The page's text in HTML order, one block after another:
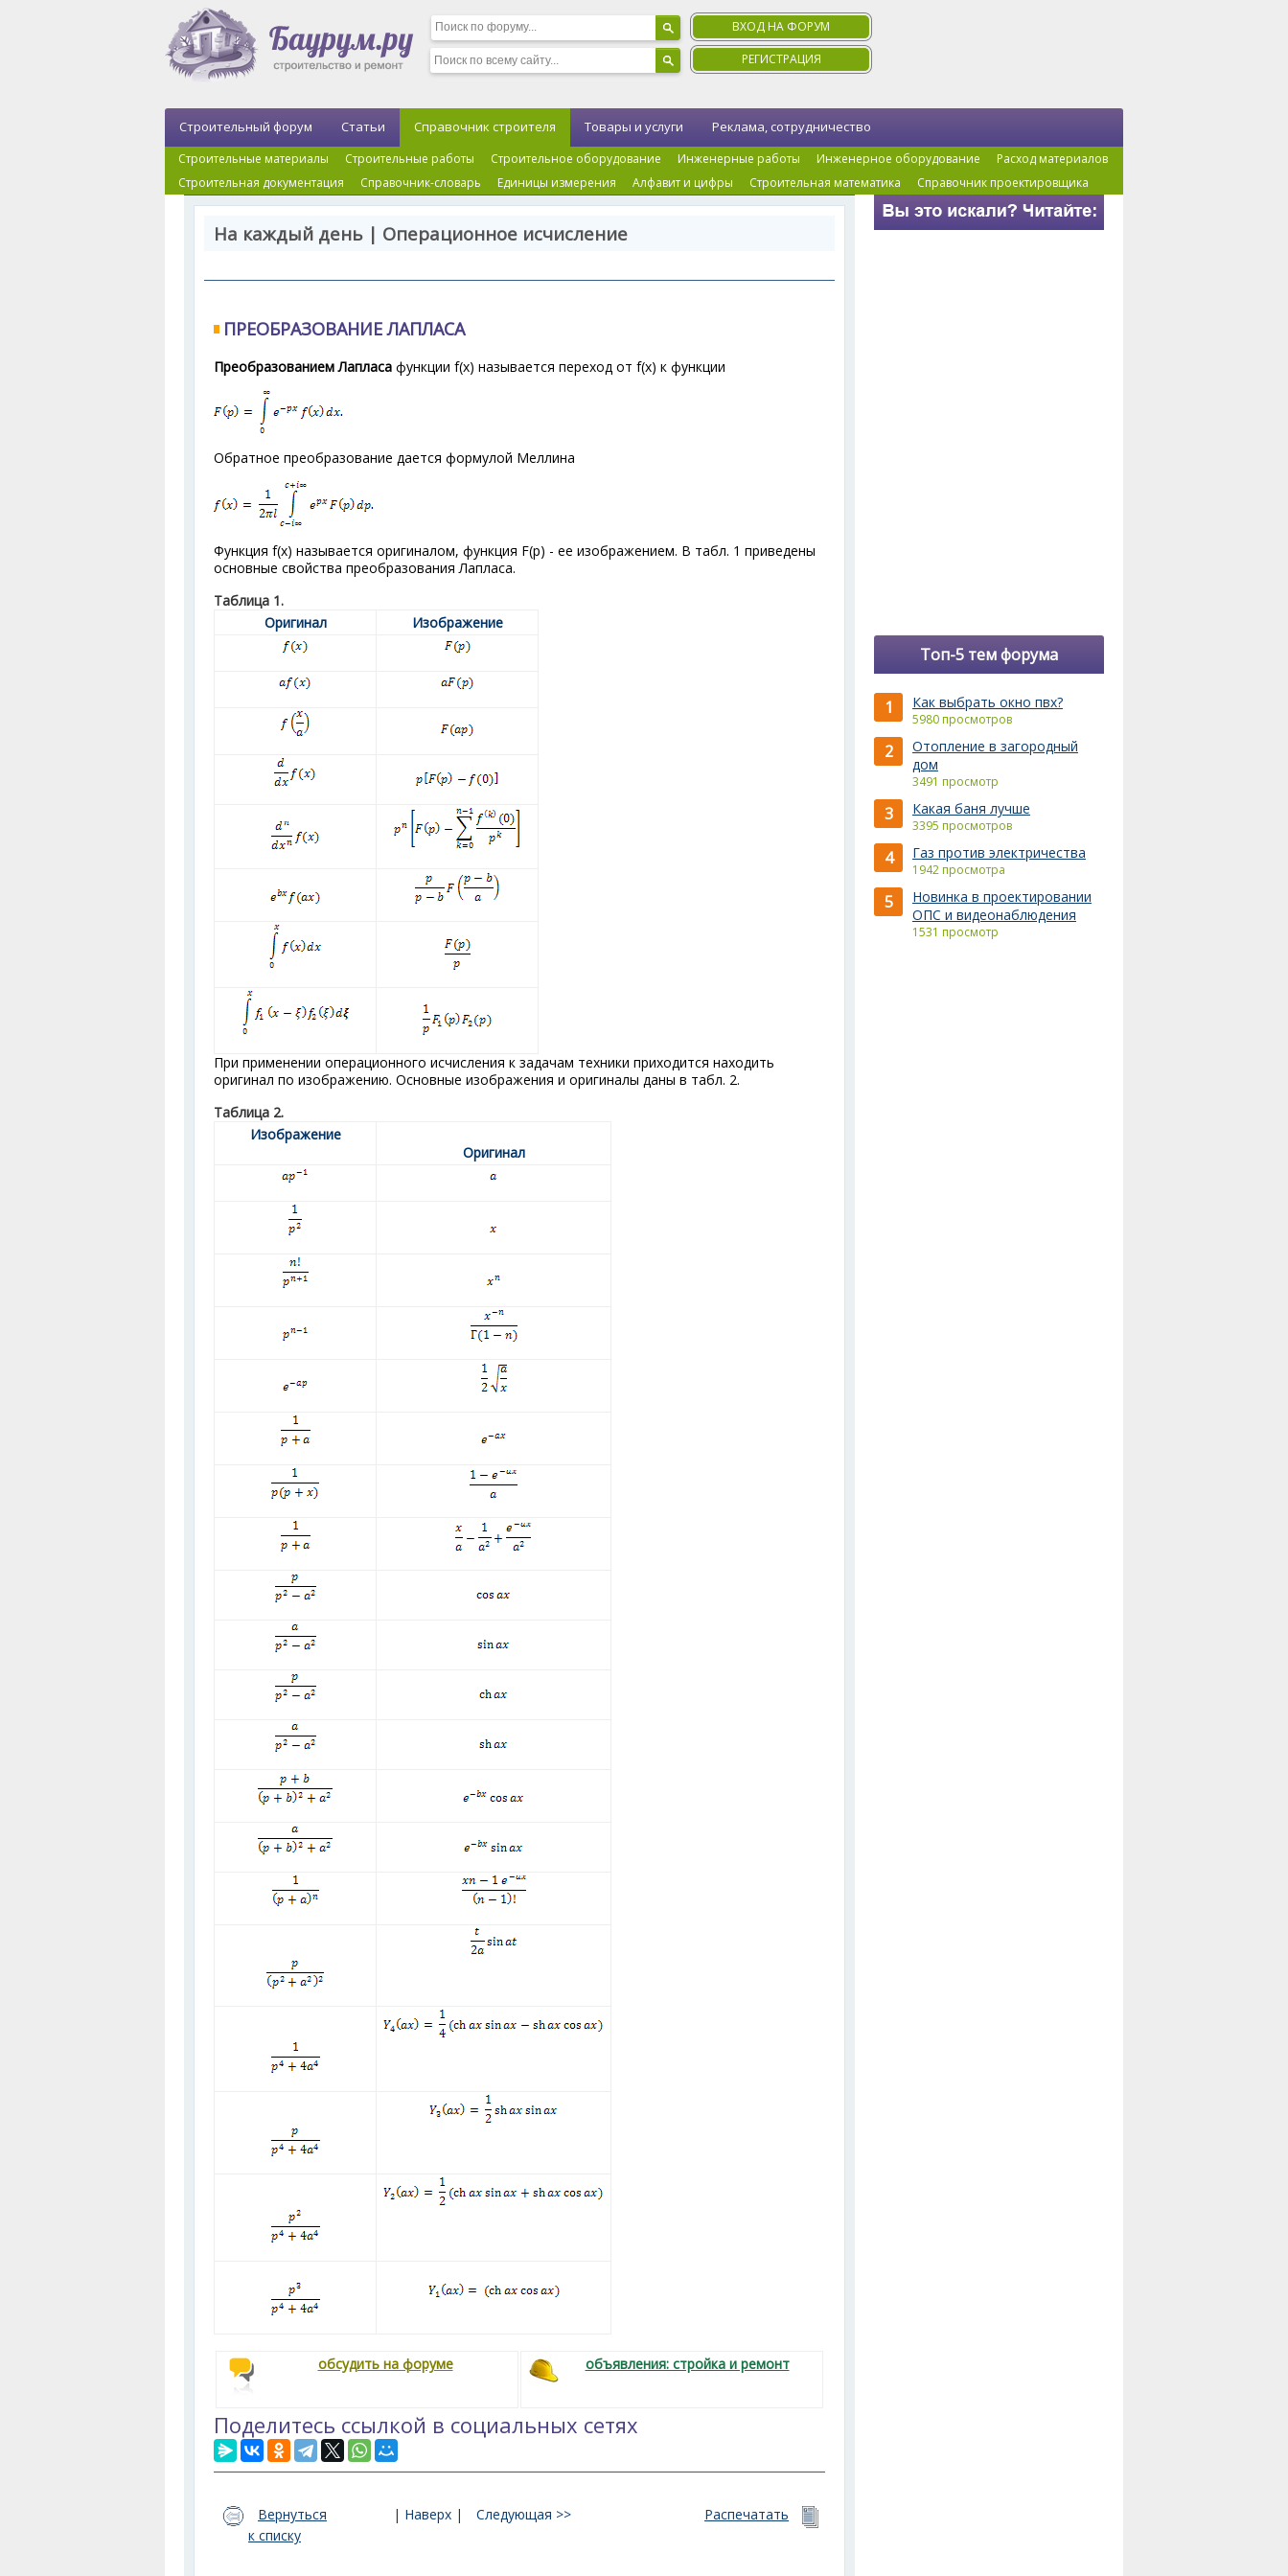
ВХОД НА ФОРУМ
РЕГИСТРАЦИЯ
Строительный форум Статьи Справочник строителя
Строительные материалы Строительные работы Строительное оборудование Инженерные работы Инженерное оборудование
Расход материалов
Строительная документация
Справочник-словарь Единицы измерения Алфавит и цифры Строительная математика Справочник проектировщика
Товары и услуги Реклама, сотрудничество
На каждый день | Операционное исчисление
ПРЕОБРАЗОВАНИЕ ЛАПЛАСА
Преобразованием Лапласа функции f(x) называется переход от f(x) к функции
Обратное преобразование дается формулой Меллина
Функция f(x) называется оригиналом, функция F(p) - ее изображением. В табл. 1 приведены
основные свойства преобразования Лапласа.
Таблица 1.
Оригинал
Изображение
При применении операционного исчисления к задачам техники приходится находить
оригинал по изображению. Основные изображения и оригиналы даны в табл. 2.
Таблица 2.
Изображение
Оригинал
обсудить на форуме объявления: стройка и ремонт
Поделитесь ссылкой в социальных сетях
Вернуться
к списку
| Наверх | Следующая >> Распечатать
Топ-5 тем форума
1 Как выбрать окно пвх?
5980 просмотров
2
Отопление в загородный
дом
3491 просмотр
3 Какая баня лучше
3395 просмотров
4 Газ против электричества
1942 просмотра
5
Новинка в проектировании
ОПС и видеонаблюдения
1531 просмотр